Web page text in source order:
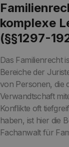
komplexe
(§§1297-
Das Familienrecht
Bereiche der
von Personen, die
Verwandtschaft
Konflikte oft
haben, ist hier die
Fachanwalt für